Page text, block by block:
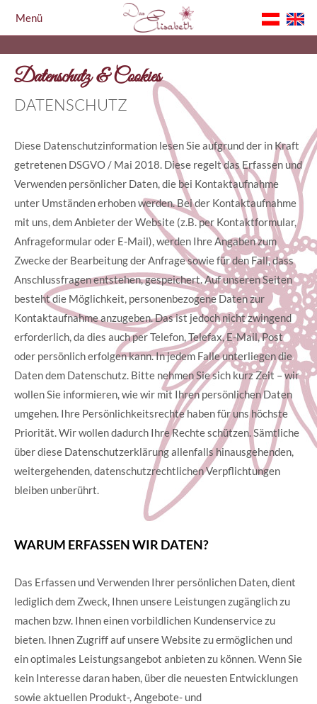
Menü
Datenschutz & Cookies
DATENSCHUTZ
Diese Datenschutzinformation lesen Sie aufgrund der in Kraft
getretenen DSGVO / Mai 2018. Diese regelt das Erfassen und
Verwenden persönlicher Daten, die bei Kontaktaufnahme
unter Umständen erhoben werden. Bei der Kontaktaufnahme
mit uns, dem Anbieter der Website (z.B. per Kontaktformular,
Anfrageformular oder E-Mail), werden Ihre Angaben zum
Zwecke der Bearbeitung der Anfrage sowie für den Fall, dass
Anschlussfragen entstehen, gespeichert. Auf unseren Seiten
besteht die Möglichkeit, personenbezogene Daten zur
Kontaktaufnahme anzugeben. Das ist jedoch nicht zwingend
erforderlich, da dies auch per Telefon, Telefax, E-Mail, Post
oder persönlich erfolgen kann. In jedem Falle unterliegen die
Daten dem Datenschutz. Bitte nehmen Sie sich kurz Zeit – wir
wollen Sie informieren, wie wir mit Ihren persönlichen Daten
umgehen. Ihre Persönlichkeitsrechte haben für uns höchste
Priorität. Wir wollen dadurch Ihre Rechte schützen. Sämtliche
über diese Datenschutzerklärung allenfalls hinausgehenden,
weitergehenden, datenschutzrechtlichen Verpflichtungen
bleiben unberührt.
WARUM ERFASSEN WIR DATEN?
Das Erfassen und Verwenden Ihrer persönlichen Daten, dient
lediglich dem Zweck, Ihnen unsere Leistungen zugänglich zu
machen bzw. Ihnen einen vorbildlichen Kundenservice zu
bieten. Ihnen Zugriff auf unsere Website zu ermöglichen und
ein optimales Leistungsangebot anbieten zu können. Wenn Sie
kein Interesse daran haben, über die neuesten Entwicklungen
sowie aktuellen Produkt-, Angebote- und